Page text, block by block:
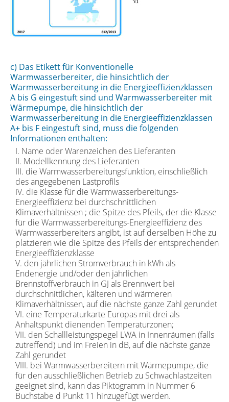
c) Das Etikett für Konventionelle
Warmwasserbereiter, die hinsichtlich der
Warmwasserbereitung in die Energieeffizienzklassen
A bis G eingestuft sind und Warmwasserbereiter mit
Wärmepumpe, die hinsichtlich der
Warmwasserbereitung in die Energieeffizienzklassen
A+ bis F eingestuft sind, muss die folgenden
Informationen enthalten:
I. Name oder Warenzeichen des Lieferanten
II. Modellkennung des Lieferanten
III. die Warmwasserbereitungsfunktion, einschließlich
des angegebenen Lastprofils
IV. die Klasse für die Warmwasserbereitungs-
Energieeffizienz bei durchschnittlichen
Klimaverhältnissen ; die Spitze des Pfeils, der die Klasse
für die Warmwasserbereitungs-Energieeffizienz des
Warmwasserbereiters angibt, ist auf derselben Höhe zu
platzieren wie die Spitze des Pfeils der entsprechenden
Energieeffizienzklasse
V. den jährlichen Stromverbrauch in kWh als
Endenergie und/oder den jährlichen
Brennstoffverbrauch in GJ als Brennwert bei
durchschnittlichen, kälteren und wärmeren
Klimaverhältnissen, auf die nächste ganze Zahl gerundet
VI. eine Temperaturkarte Europas mit drei als
Anhaltspunkt dienenden Temperaturzonen;
VII. den Schallleistungspegel LWA in Innenräumen (falls
zutreffend) und im Freien in dB, auf die nächste ganze
Zahl gerundet
VIII. bei Warmwasserbereitern mit Wärmepumpe, die
für den ausschließlichen Betrieb zu Schwachlastzeiten
geeignet sind, kann das Piktogramm in Nummer 6
Buchstabe d Punkt 11 hinzugefügt werden.